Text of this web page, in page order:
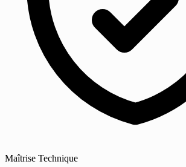
Maîtrise Technique